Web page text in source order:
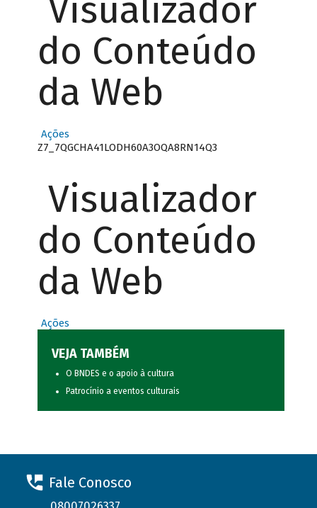
Visualizador
do Conteúdo
da Web
Ações
Z7_7QGCHA41LODH60A3OQA8RN14Q3
Visualizador
do Conteúdo
da Web
Ações
VEJA TAMBÉM
O BNDES e o apoio à cultura
Patrocínio a eventos culturais
Fale Conosco